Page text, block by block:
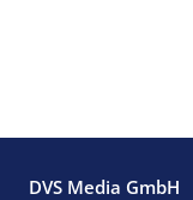
DVS Media GmbH